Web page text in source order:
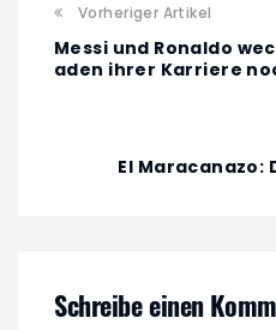
Vorheriger Artikel
Messi und Ronaldo
aden ihrer Karriere
El Maracanazo:
Schreibe einen